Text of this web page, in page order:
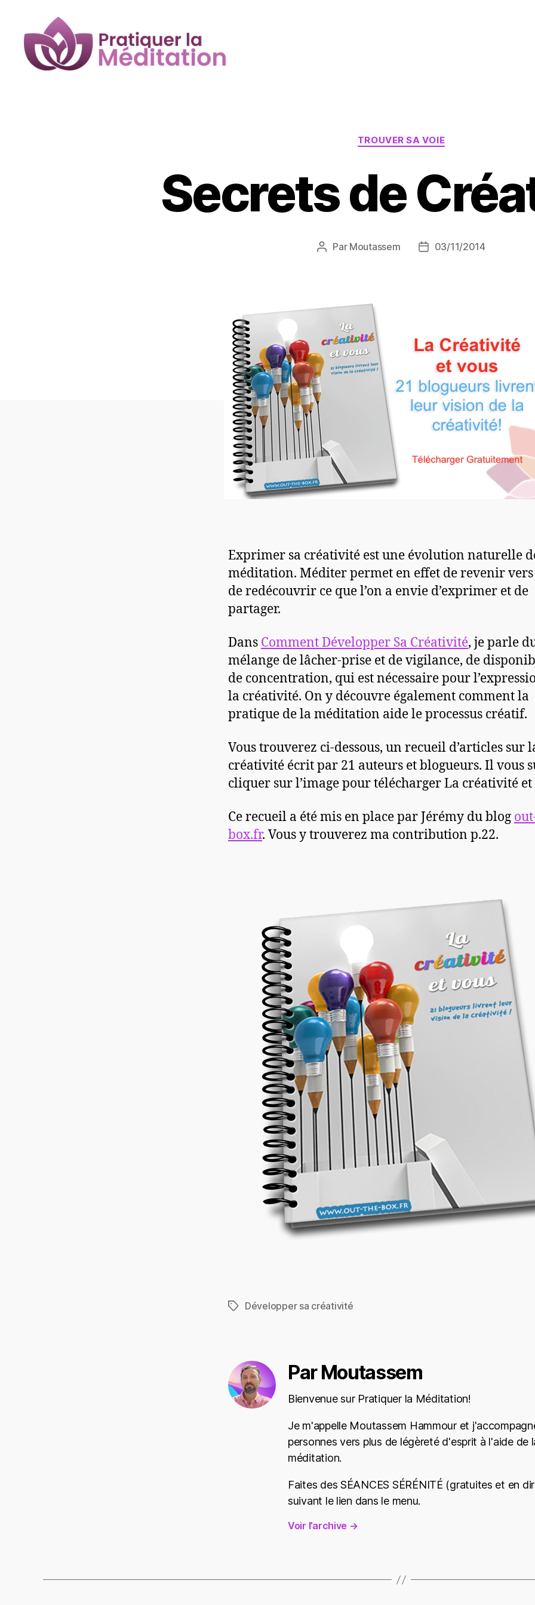
Catégories
TROUVER SA VOIE
Secrets de
Auteur
Par Moutassem
Date03/11/2014
Exprimer sa créativité est une évolution naturelle
méditation. Méditer permet en effet de revenir vers
de redécouvrir ce que l’on a envie d’exprimer et de
partager.
Dans Comment Développer Sa Créativité, je parle
mélange de lâcher-prise et de vigilance, de
de concentration, qui est nécessaire pour
la créativité. On y découvre également comment la
pratique de la méditation aide le processus créatif.
Vous trouverez ci-dessous, un recueil d’articles sur
créativité écrit par 21 auteurs et blogueurs. Il vous
cliquer sur l’image pour télécharger La créativité et
Ce recueil a été mis en place par Jérémy du blog
box.fr. Vous y trouverez ma contribution p.22.
Étiquettes
Développer sa créativité
Par Moutassem
Bienvenue sur Pratiquer la Méditation!
Je m'appelle Moutassem Hammour et
personnes vers plus de légèreté d'esprit à l'aide de
méditation.
Faites des SÉANCES SÉRÉNITÉ (gratuites et en
suivant le lien dans le menu.
Voir l’archive →